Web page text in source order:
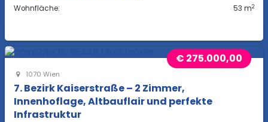
Wohnfläche: 53 m2
€ 275.000,00
1070 Wien
7. Bezirk Kaiserstraße – 2 Zimmer,
Innenhoflage, Altbauflair und perfekte
Infrastruktur